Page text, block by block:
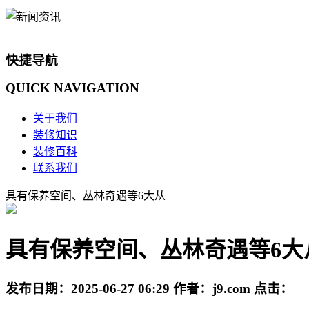
快捷导航
QUICK NAVIGATION
关于我们
装修知识
装修百科
联系我们
具有保养空间、丛林奇遇等6大从
具有保养空间、丛林奇遇等6大
发布日期： 2025-06-27 06:29 作者： j9.com 点击：